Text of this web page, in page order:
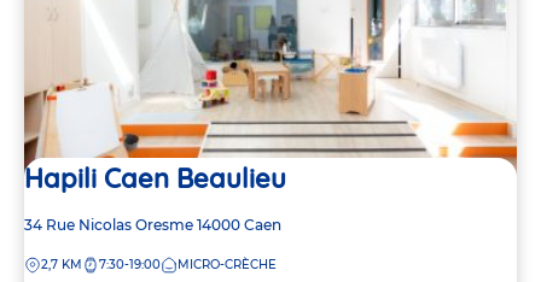
Hapili Caen Beaulieu
Adresse
la
34 Rue Nicolas Oresme 14000 Caen
DISTANCE
2,7 KM 7:30-19:00 MICRO-CRÈCHE